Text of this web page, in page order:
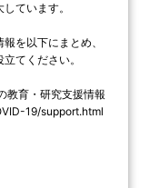
ています。
を以下にまとめ、
てください。
教育・研究支援情報
19/support.html